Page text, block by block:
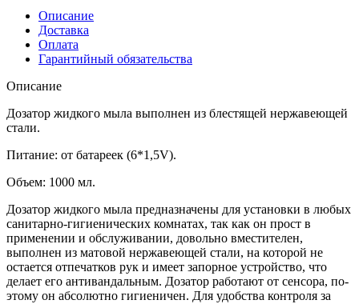
Описание
Доставка
Оплата
Гарантийный обязательства
Описание
Дозатор жидкого мыла выполнен из блестящей нержавеющей
стали.
Питание: от батареек (6*1,5V).
Объем: 1000 мл.
Дозатор жидкого мыла предназначены для установки в любых
санитарно-гигиенических комнатах, так как он прост в
применении и обслуживании, довольно вместителен,
выполнен из матовой нержавеющей стали, на которой не
остается отпечатков рук и имеет запорное устройство, что
делает его антивандальным. Дозатор работают от сенсора, по-
этому он абсолютно гигиеничен. Для удобства контроля за